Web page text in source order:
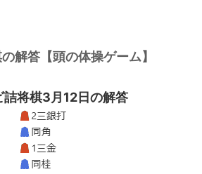
解答【頭の体操ゲーム】
詰将棋3月12日の解答